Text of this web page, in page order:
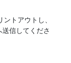
トアウトし、
信してくださ